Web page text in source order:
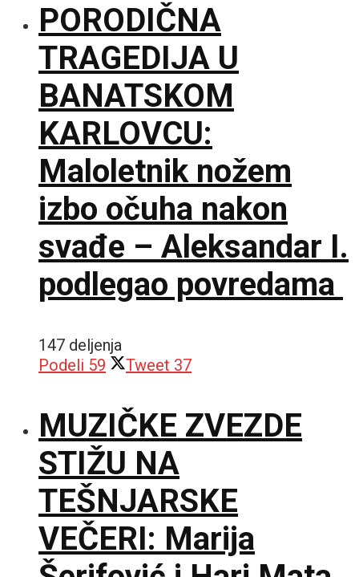
PORODIČNA
TRAGEDIJA U
BANATSKOM
KARLOVCU:
Maloletnik nožem
izbo očuha nakon
svađe – Aleksandar I.
podlegao povredama
147 deljenja
Podeli 59 Tweet 37
MUZIČKE ZVEZDE
STIŽU NA
TEŠNJARSKE
VEČERI: Marija